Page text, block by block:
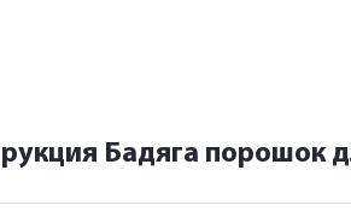
Бадяга порошок